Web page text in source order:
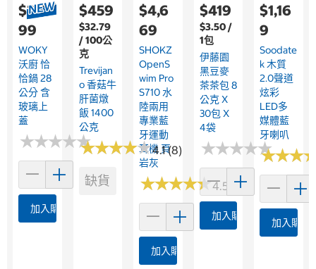
$2,4
99
WOKY
沃廚 恰
恰鍋 28
公分 含
玻璃上
蓋
★★★★★
★★★★★
加入購物車
$459
$32.79
/ 100公
克
Trevijan
O 香菇牛
肝菌燉
飯 1400
公克
★★★★★
★★★★★4.1 (8)
缺貨
$4,6
69
SHOKZ
OpenS
Wim Pro
S710 水
陸兩用
專業藍
牙運動
耳機 頁
岩灰
★★★★★
★★★★★4.5 (70)
加入購物車
$419
$3.50 /
1包
伊藤園
黑豆麥
茶茶包 8
公克 X
30包 X
4袋
★★★★★
★★★★★
加入購物車
$1,16
9
Soodate
K 木質
2.0聲道
炫彩
LED多
媒體藍
牙喇叭
★★★
★★★
加入購物